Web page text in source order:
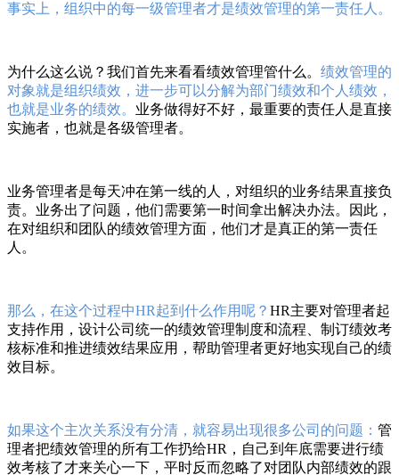
事实上，组织中的每一级管理者才是绩效管理的第一责任人。
为什么这么说？我们首先来看看绩效管理管什么。 绩效管理的
对象就是组织绩效，进一步可以分解为部门绩效和个人绩效，
也就是业务的绩效。 业务做得好不好，最重要的责任人是直接
实施者，也就是各级管理者。
业务管理者是每天冲在第一线的人，对组织的业务结果直接负
责。业务出了问题，他们需要第一时间拿出解决办法。因此，
在对组织和团队的绩效管理方面，他们才是真正的第一责任
人。
那么，在这个过程中HR起到什么作用呢？ HR主要对管理者起
支持作用，设计公司统一的绩效管理制度和流程、制订绩效考
核标准和推进绩效结果应用，帮助管理者更好地实现自己的绩
效目标。
如果这个主次关系没有分清，就容易出现很多公司的问题： 管
理者把绩效管理的所有工作扔给HR，自己到年底需要进行绩
效考核了才来关心一下，平时反而忽略了对团队内部绩效的跟